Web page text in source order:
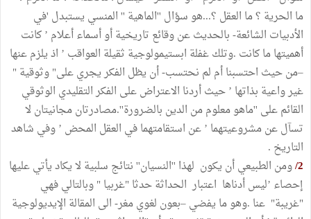
ما الحرية ؟ ما العقل ؟...هو سؤال ''الماهية '' المنسي يستبدل 'في
الأدبيات الشائعة- بالحديث عن وقائع تاريخية أو أسماء أعلام ’ كانت
أهميتها ما كانت .وتلك غفلة ابستيمولوجية ثقيلة العواقب ’ اذ يلزم عنها
–من حيث احتسبنا أم لم نحتسب- أن يظل الفكر يجري على" وثوقية "
غير واعية بذاتها ’ حيث أردنا الاعتراض على الفكر التقليدي الوثوقي
القائم على ''ماهو معلوم من الدين بالضرورة''.مصادرتان مجانيتان لا
تسآل عن مشروعيتهما ’ عن استقامتهما في العقل المحض ’ وفي شاهد
التاريخ .
2/ ومن الطبيعي أن يكون لهذا ''النسيان'' نتائج سلبية لا يكاد يأتي عليها
إحصاء ’ليس أدناها اعتبار الحداثة حدثا "غربيا " وبالتالي فهي
"غريبة" عنا .وهو ما يفضي –بعون لغوي مغر- الى المقالة الإيديولوجية